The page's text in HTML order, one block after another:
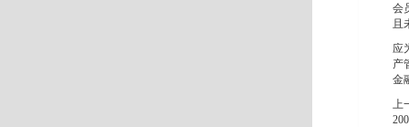
会
且
应
产
金